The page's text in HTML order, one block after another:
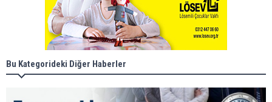
Bu Kategorideki Diğer Haberler